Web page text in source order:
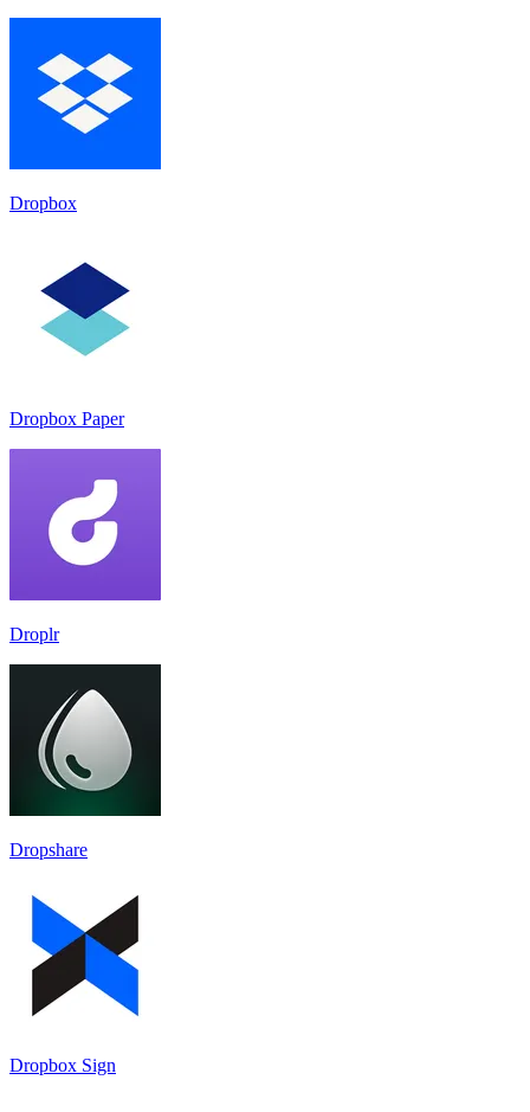
Dropbox
Dropbox Paper
Droplr
Dropshare
Dropbox Sign